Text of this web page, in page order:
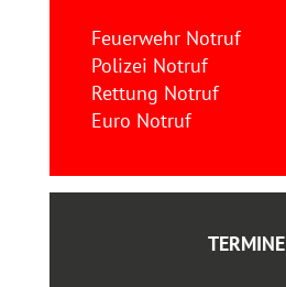
Feuerwehr Notruf
Polizei Notruf
Rettung Notruf
Euro Notruf
TERMINE